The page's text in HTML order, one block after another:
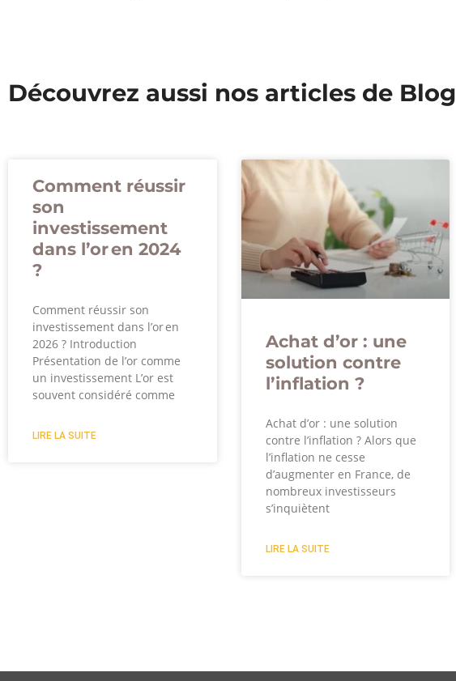
Découvrez aussi nos articles de Blog
Comment réussir
son
investissement
dans l’or en 2024
?
Comment réussir son
investissement dans l’or en
2026 ? Introduction
Présentation de l’or comme
un investissement L’or est
souvent considéré comme
LIRE LA SUITE
Achat d’or : une
solution contre
l’inflation ?
Achat d’or : une solution
contre l’inflation ? Alors que
l’inflation ne cesse
d’augmenter en France, de
nombreux investisseurs
s’inquiètent
LIRE LA SUITE